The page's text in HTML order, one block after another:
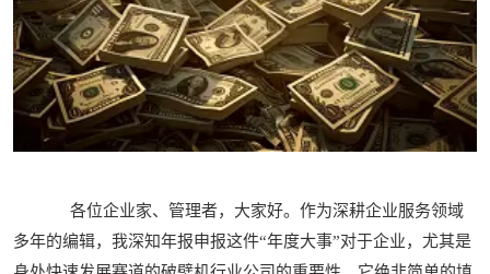
各位企业家、管理者，大家好。作为深耕企业服务领域
多年的编辑，我深知年报申报这件“年度大事”对于企业，尤其是